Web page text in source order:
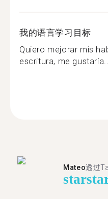
我的语言学习目标
Quiero mejorar mis
escritura, me
Mateo透过
star